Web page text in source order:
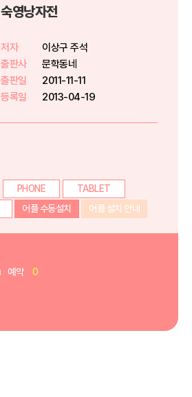
숙영낭자전
저자
이상구 주석
출판사
문학동네
출판일
2011-11-11
등록일
2013-04-19
PHONE
TABLET
어플 수동설치 어플 설치 안내
예약 0